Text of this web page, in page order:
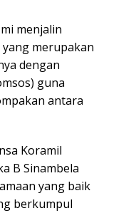
menjalin
merupakan
dengan
guna
antara
Koramil
B Sinambela
yang baik
berkumpul